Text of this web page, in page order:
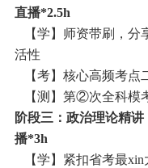
直播*2.5h
【学】师资带刷，分
活性
【考】核心高频考点
【测】第②次全科模
阶段三：政治理论精
播*3h
【学】紧扣省考最xin